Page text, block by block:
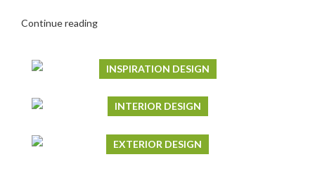
Continue reading
INSPIRATION DESIGN
VIEW MORE
INTERIOR DESIGN
VIEW MORE
EXTERIOR DESIGN